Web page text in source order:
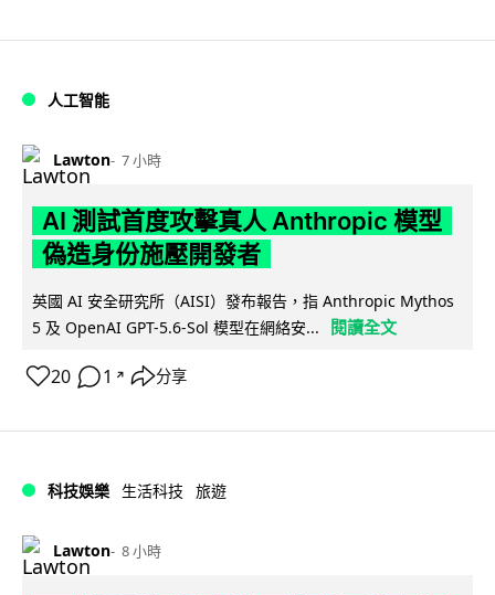
人工智能
Lawton 7 小時
AI 測試首度攻擊真人 Anthropic 模型
偽造身份施壓開發者
英國 AI 安全研究所（AISI）發布報告，指 Anthropic Mythos
5 及 OpenAI GPT-5.6-Sol 模型在網絡安...
閱讀全文
20 1 ↗ 分享
科技娛樂 生活科技 旅遊
Lawton 8 小時